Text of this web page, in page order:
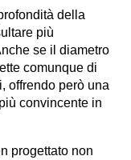
della
più
se il diametro
comunque di
offrendo però una
convincente in
progettato non